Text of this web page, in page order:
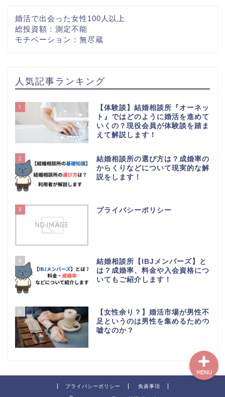
婚活で出会った女性100人以上
総投資額：測定不能
モチベーション：無尽蔵
人気記事ランキング
1
【体験談】結婚相談所『オーネッ
ト』ではどのように婚活を進めて
いくの？現役会員が体験談を踏ま
えて解説します！
2
結婚相談所の選び方は？成婚率の
からくりなどについて現実的な解
説をします！
3 プライバシーポリシー
4
結婚相談所【IBJメンバーズ】と
は？成婚率、料金や入会資格につ
いてもご紹介します！
5
【女性余り？】婚活市場が男性不
足というのは男性を集めるための
嘘なのか？
プライバシーポリシー 免責事項
MENU
【はじめての方へ】この
ブログについて
ートガイド｜最初にやる
コラム
プライバシーポリシー